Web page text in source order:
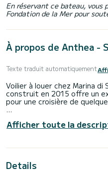
En réservant ce bateau, vous
Fondation de la Mer pour
À propos de Anthea -
Texte traduit automatiquement
Voilier à louer chez Marina
construit en 2015 offre un
pour une croisière de
de 15 mètres. Vous pourrez
et profiter de ses 5
Ce bateau est équipé d'une
Afficher toute la
Details